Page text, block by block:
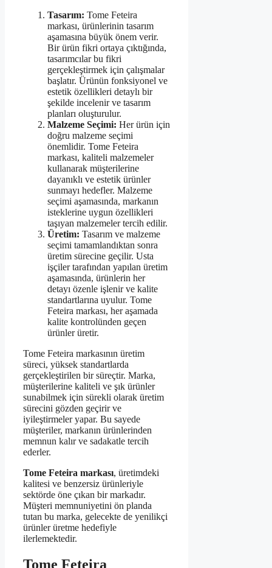
Tasarım: Tome Feteira
markası, ürünlerinin tasarım
aşamasına büyük önem verir.
Bir ürün fikri ortaya çıktığında,
tasarımcılar bu fikri
gerçekleştirmek için çalışmalar
başlatır. Ürünün fonksiyonel ve
estetik özellikleri detaylı bir
şekilde incelenir ve tasarım
planları oluşturulur.
Malzeme Seçimi: Her ürün için
doğru malzeme seçimi
önemlidir. Tome Feteira
markası, kaliteli malzemeler
kullanarak müşterilerine
dayanıklı ve estetik ürünler
sunmayı hedefler. Malzeme
seçimi aşamasında, markanın
isteklerine uygun özellikleri
taşıyan malzemeler tercih edilir.
Üretim: Tasarım ve malzeme
seçimi tamamlandıktan sonra
üretim sürecine geçilir. Usta
işçiler tarafından yapılan üretim
aşamasında, ürünlerin her
detayı özenle işlenir ve kalite
standartlarına uyulur. Tome
Feteira markası, her aşamada
kalite kontrolünden geçen
ürünler üretir.
Tome Feteira markasının üretim
süreci, yüksek standartlarda
gerçekleştirilen bir süreçtir. Marka,
müşterilerine kaliteli ve şık ürünler
sunabilmek için sürekli olarak üretim
sürecini gözden geçirir ve
iyileştirmeler yapar. Bu sayede
müşteriler, markanın ürünlerinden
memnun kalır ve sadakatle tercih
ederler.
Tome Feteira markası, üretimdeki
kalitesi ve benzersiz ürünleriyle
sektörde öne çıkan bir markadır.
Müşteri memnuniyetini ön planda
tutan bu marka, gelecekte de yenilikçi
ürünler üretme hedefiyle
ilerlemektedir.
Tome Feteira